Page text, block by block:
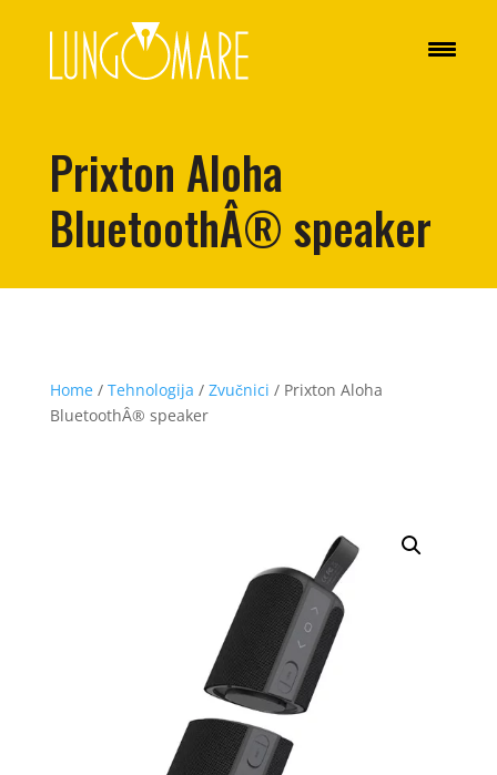
Prixton Aloha
BluetoothÂ® speaker
Home/ Tehnologija / Zvučnici / Prixton Aloha
BluetoothÂ® speaker